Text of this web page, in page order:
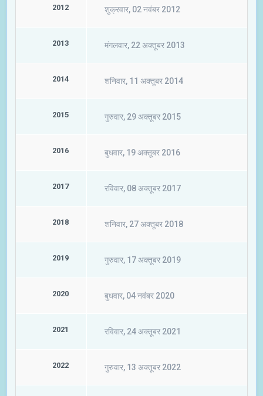
2012 शुक्रवार, 02 नवंबर 2012
2013 मंगलवार, 22 अक्तूबर 2013
2014 शनिवार, 11 अक्तूबर 2014
2015 गुरुवार, 29 अक्तूबर 2015
2016 बुधवार, 19 अक्तूबर 2016
2017 रविवार, 08 अक्तूबर 2017
2018 शनिवार, 27 अक्तूबर 2018
2019 गुरुवार, 17 अक्तूबर 2019
2020 बुधवार, 04 नवंबर 2020
2021 रविवार, 24 अक्तूबर 2021
2022 गुरुवार, 13 अक्तूबर 2022